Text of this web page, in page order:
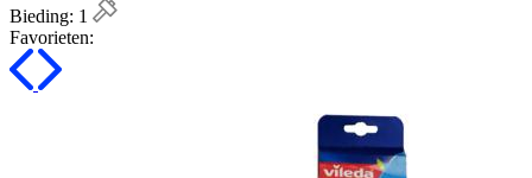
Bieding: 1
Favorieten: